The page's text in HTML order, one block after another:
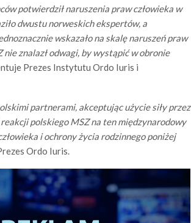
potwierdził naruszenia praw człowieka w
dwustu norweskich ekspertów, a
wskazało na skalę naruszeń praw
znalazł odwagi, by wystąpić w obronie
Prezes Instytutu Ordo Iuris i
partnerami, akceptując użycie siły przez
polskiego MSZ na ten międzynarodowy
i ochrony życia rodzinnego poniżej
Ordo Iuris.